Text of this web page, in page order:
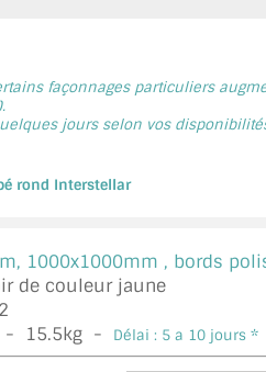
SPORT
DANSE
façonnages particuliers
jours selon vos
rond Interstellar
1000x1000mm , bords
de couleur jaune
- 15.5kg - Délai : 5 a 10 jours *